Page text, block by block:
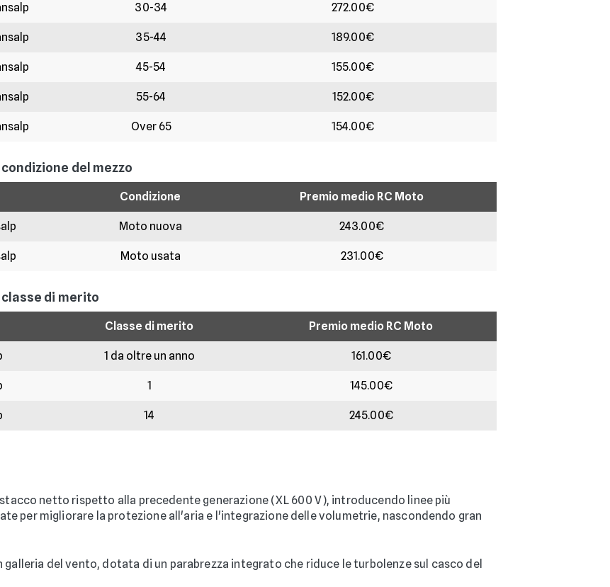
30-34 272.00€
35-44 189.00€
45-54 155.00€
55-64 152.00€
Over 65 154.00€
del mezzo
Condizione Premio medio RC Moto
Moto nuova 243.00€
Moto usata 231.00€
di merito
Classe di merito Premio medio RC Moto
1 da oltre un anno 161.00€
1 145.00€
14 245.00€
netto rispetto alla precedente generazione (XL 600 V), introducendo linee più
per migliorare la protezione all'aria e l'integrazione delle volumetrie, nascondendo gran
galleria del vento, dotata di un parabrezza integrato che riduce le turbolenze sul casco del